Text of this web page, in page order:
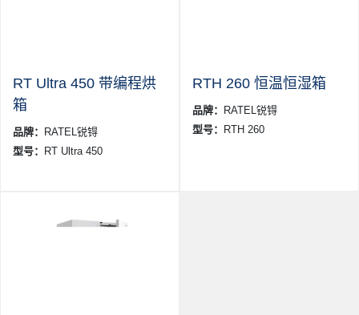
RT Ultra 450 带编程烘
箱
品牌：
RATEL锐锝
型号：
RT Ultra 450
RTH 260 恒温恒湿箱
品牌：
RATEL锐锝
型号：
RTH 260